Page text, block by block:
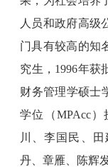
人员和政府高级
门具有较高的知
究生，1996年获
财务管理学硕士
学位（MPAcc
川、李国民、
丹、章雁、陈辉